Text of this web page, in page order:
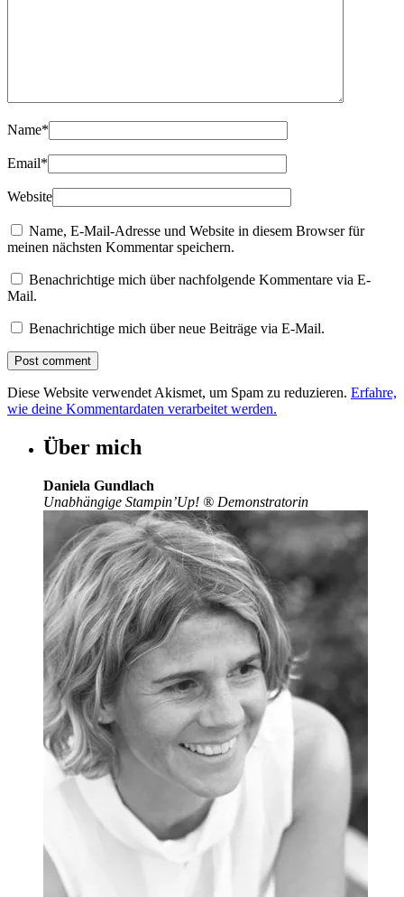
Name*
Email*
Website
Name, E-Mail-Adresse und Website in diesem Browser für
meinen nächsten Kommentar speichern.
Benachrichtige mich über nachfolgende Kommentare via E-
Mail.
Benachrichtige mich über neue Beiträge via E-Mail.
Diese Website verwendet Akismet, um Spam zu reduzieren. Erfahre,
wie deine Kommentardaten verarbeitet werden.
Über mich
Daniela Gundlach
Unabhängige Stampin’Up! ® Demonstratorin